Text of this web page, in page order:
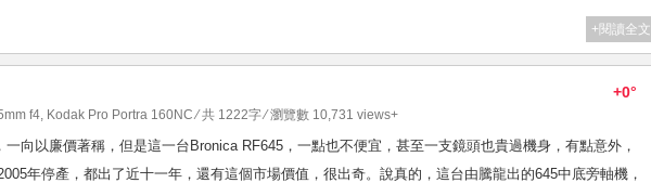
+閱讀全文
+0°
f4, Kodak Pro Portra 160NC⁄ 共 1222字 ⁄ 瀏覽數 10,731 views+
一向以廉價著稱，但是這一台Bronica RF645，一點也不便宜，甚至一支鏡頭也貴過機身，有點意外，
年停產，都出了近十一年，還有這個市場價值，很出奇。說真的，這台由騰龍出的645中底旁軸機，